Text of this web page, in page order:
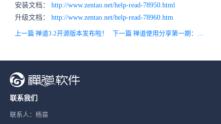
安装文档： http://www.zentao.net/help-read-78950.html
升级文档： http://www.zentao.net/help-read-78960.htm
上一篇 禅道3.2开源版本发布啦！ 下一篇 禅道使用分享第一期：千年古刹里 穿越技术人生
联系我们
联系人：杨苗